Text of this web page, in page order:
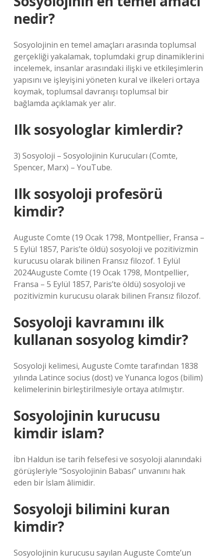
nedir?
Sosyolojinin en temel amaçları arasında toplumsal
gerçekliği yakalamak, toplumdaki grup dinamiklerini
incelemek, insanlar arasındaki ilişki ve etkileşimlerin
yapısını ve işleyişini yöneten kural ve ilkeleri ortaya
koymak, toplumsal davranışı toplumsal bir
bağlamda açıklamak yer alır.
Ilk sosyologlar kimlerdir?
3) Sosyoloji – Sosyolojinin Kurucuları (Comte,
Spencer, Marx) – YouTube.
Ilk sosyoloji profesörü
kimdir?
Auguste Comte (19 Ocak 1798, Montpellier, Fransa –
5 Eylül 1857, Paris’te öldü) sosyoloji ve pozitivizmin
kurucusu olarak bilinen Fransız filozof. 1 Eylül
2024Auguste Comte (19 Ocak 1798, Montpellier,
Fransa – 5 Eylül 1857, Paris’te öldü) sosyoloji ve
pozitivizmin kurucusu olarak bilinen Fransız filozof.
Sosyoloji kavramını ilk
kullanan sosyolog kimdir?
Sosyoloji kelimesi, Auguste Comte tarafından 1838
yılında Latince socius (dost) ve Yunanca logos (bilim)
kelimelerinin birleştirilmesiyle ortaya atılmıştır.
Sosyolojinin kurucusu
kimdir islam?
İbn Haldun ise tarih felsefesi ve sosyoloji alanındaki
görüşleriyle “Sosyolojinin Babası” unvanını hak
eden bir İslam âlimidir.
Sosyoloji bilimini kuran
kimdir?
Sosyolojinin kurucusu sayılan Auguste Comte’un